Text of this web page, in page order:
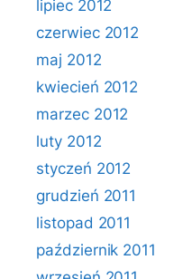
lipiec 2012
czerwiec 2012
maj 2012
kwiecień 2012
marzec 2012
luty 2012
styczeń 2012
grudzień 2011
listopad 2011
październik 2011